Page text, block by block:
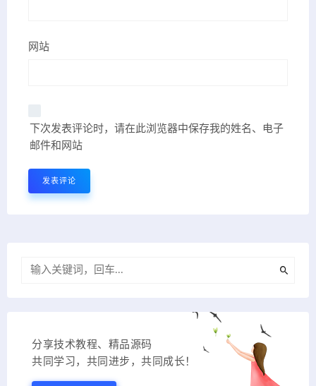
网站
下次发表评论时，请在此浏览器中保存我的姓名、电子
邮件和网站
分享技术教程、精品源码
共同学习，共同进步，共同成长！